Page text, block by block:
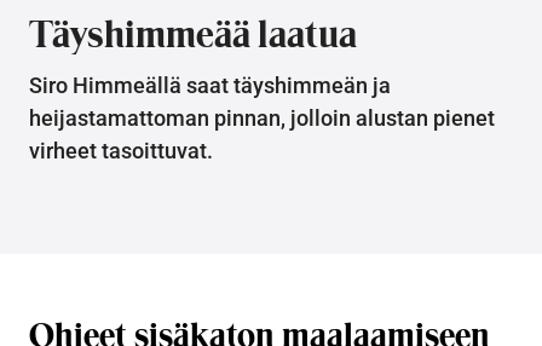
Täyshimmeää laatua
Siro Himmeällä saat täyshimmeän ja
heijastamattoman pinnan, jolloin alustan pienet
virheet tasoittuvat.
Ohjeet sisäkaton maalaamiseen